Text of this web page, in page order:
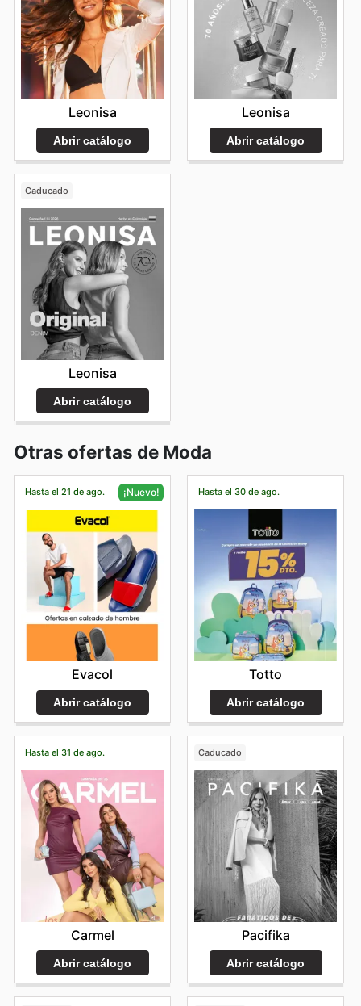
Leonisa
Abrir catálogo
Leonisa
Abrir catálogo
Caducado
Leonisa
Abrir catálogo
Otras ofertas de Moda
Hasta el 21 de ago. ¡Nuevo!
Evacol
Abrir catálogo
Hasta el 30 de ago.
Totto
Abrir catálogo
Hasta el 31 de ago.
Carmel
Abrir catálogo
Caducado
Pacifika
Abrir catálogo